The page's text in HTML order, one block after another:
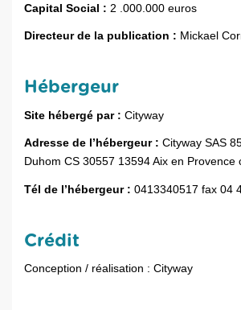
Capital Social : 2 .000.000 euros
Directeur de la publication : Mickael
Hébergeur
Site hébergé par : Cityway
Adresse de l’hébergeur : Cityway SAS
Duhom CS 30557 13594 Aix en Provence
Tél de l’hébergeur : 0413340517 fax 04
Crédit
Conception / réalisation : Cityway